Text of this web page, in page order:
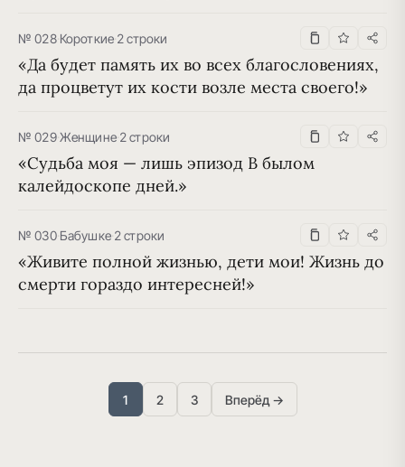
№ 028·Короткие·2 строки
«Да будет память их во всех благословениях,
да процветут их кости возле места своего!»
№ 029·Женщине·2 строки
«Судьба моя — лишь эпизод В былом
калейдоскопе дней.»
№ 030·Бабушке·2 строки
«Живите полной жизнью, дети мои! Жизнь до
смерти гораздо интересней!»
1 2 3 Вперёд →